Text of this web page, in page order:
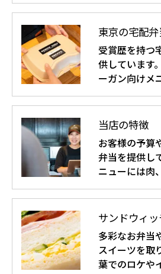
東京の宅配弁
受賞歴を持つ
供しています
ーガン向けメ
当店の特徴
お客様の予算
弁当を提供し
ニューには肉
サンドウィ
多彩なお弁当
スイーツを取
葉でのロケや